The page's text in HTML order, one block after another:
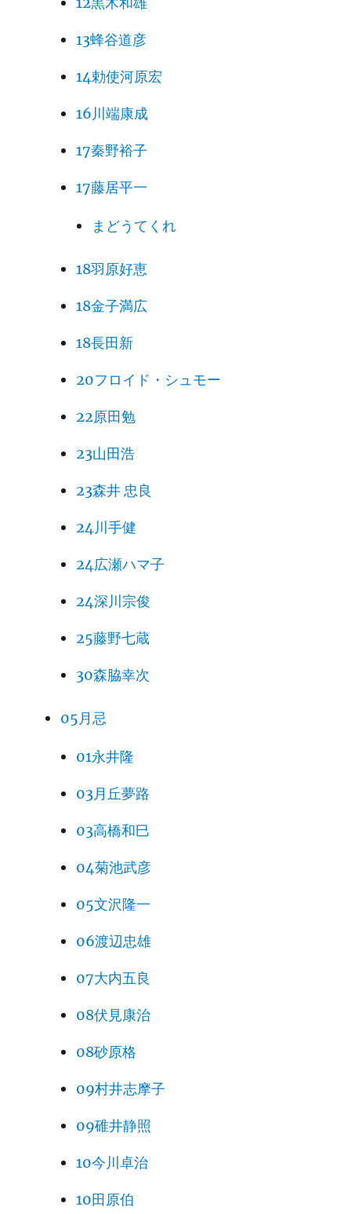
13蜂谷道彦
14勅使河原宏
16川端康成
17秦野裕子
17藤居平一
まどうてくれ
18羽原好恵
18金子満広
18長田新
20フロイド・シュモー
22原田勉
23山田浩
23森井 忠良
24川手健
24広瀬ハマ子
24深川宗俊
25藤野七蔵
30森脇幸次
05月忌
01永井隆
03月丘夢路
03高橋和巳
04菊池武彦
05文沢隆一
06渡辺忠雄
07大内五良
08伏見康治
08砂原格
09村井志摩子
09碓井静照
10今川卓治
10田原伯